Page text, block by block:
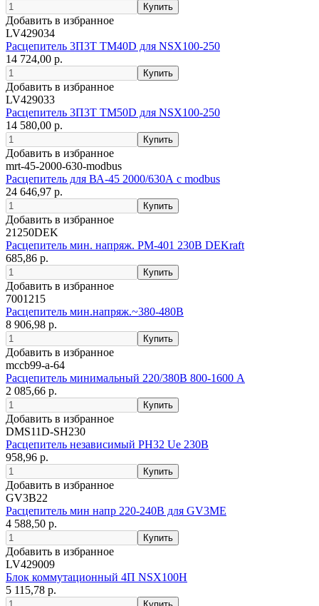
Добавить в избранное
LV429034
Расцепитель 3П3Т ТМ40D для NSX100-250
14 724,00 р.
Добавить в избранное
LV429033
Расцепитель 3П3Т ТМ50D для NSX100-250
14 580,00 р.
Добавить в избранное
mrt-45-2000-630-modbus
Расцепитель для ВА-45 2000/630А с modbus
24 646,97 р.
Добавить в избранное
21250DEK
Расцепитель мин. напряж. РМ-401 230В DEKraft
685,86 р.
Добавить в избранное
7001215
Расцепитель мин.напряж.~380-480В
8 906,98 р.
Добавить в избранное
mccb99-a-64
Расцепитель минимальный 220/380В 800-1600 А
2 085,66 р.
Добавить в избранное
DMS11D-SH230
Расцепитель независимый РН32 Ue 230В
958,96 р.
Добавить в избранное
GV3B22
Расцепитель мин напр 220-240В для GV3ME
4 588,50 р.
Добавить в избранное
LV429009
Блок коммутационный 4П NSX100H
5 115,78 р.